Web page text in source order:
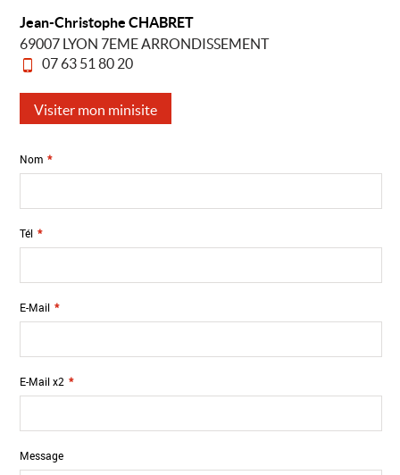
Jean-Christophe CHABRET
69007 LYON 7EME ARRONDISSEMENT
07 63 51 80 20
Visiter mon minisite
Nom *
Tél *
E-Mail *
E-Mail x2 *
Message